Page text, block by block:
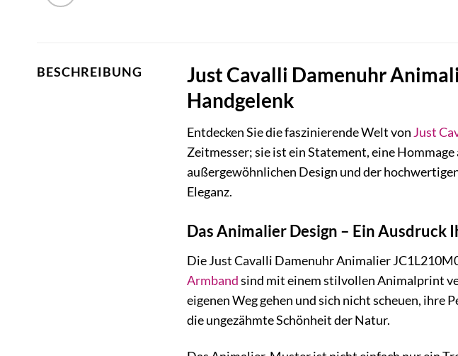
BESCHREIBUNG
Just Cavalli Damenuhr
Handgelenk
Entdecken Sie die faszinierende Welt vonJust
Zeitmesser; sie ist ein Statement, eine
außergewöhnlichen Design und der
Eleganz.
Das Animalier Design – Ein Ausdruck
Die Just Cavalli Damenuhr Animalier
Armbandsind mit einem stilvollen Animalprint
eigenen Weg gehen und sich nicht scheuen, ihre
die ungezähmte Schönheit der Natur.